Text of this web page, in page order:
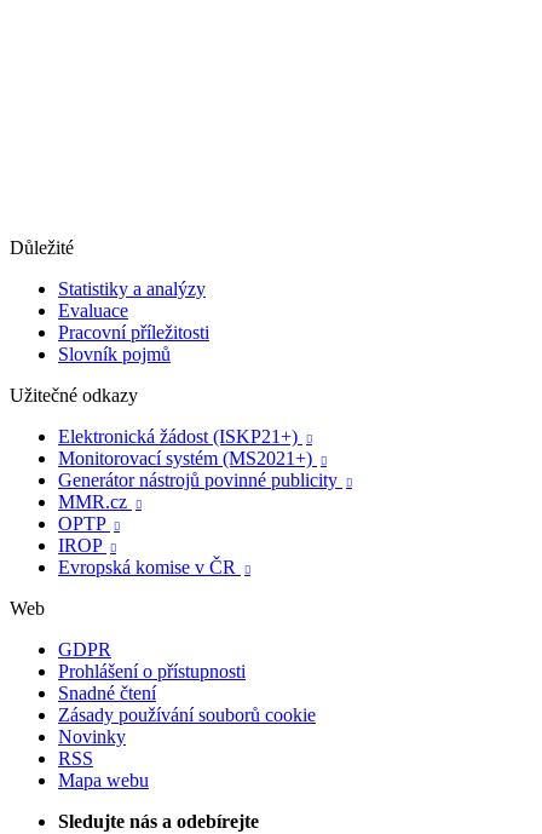
Důležité
Statistiky a analýzy
Evaluace
Pracovní příležitosti
Slovník pojmů
Užitečné odkazy
Elektronická žádost (ISKP21+)

Monitorovací systém (MS2021+) 
Generátor nástrojů povinné publicity 
MMR.cz 
OPTP 
IROP 
Evropská komise v ČR 
Web
GDPR
Prohlášení o přístupnosti
Snadné čtení
Zásady používání souborů cookie
Novinky
RSS
Mapa webu
Sledujte nás a odebírejte